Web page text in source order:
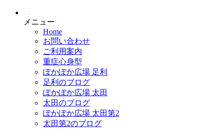
メニュー
Home
お問い合わせ
ご利用案内
重症心身型
ぽかぽか広場 足利
足利のブログ
ぽかぽか広場 太田
太田のブログ
ぽかぽか広場 太田第2
太田第2のブログ